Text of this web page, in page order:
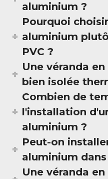
aluminium ?
Pourquoi
aluminium
PVC ?
Une véranda
bien isolée
Combien de
l'installation
aluminium ?
Peut-on
aluminium
Une véranda